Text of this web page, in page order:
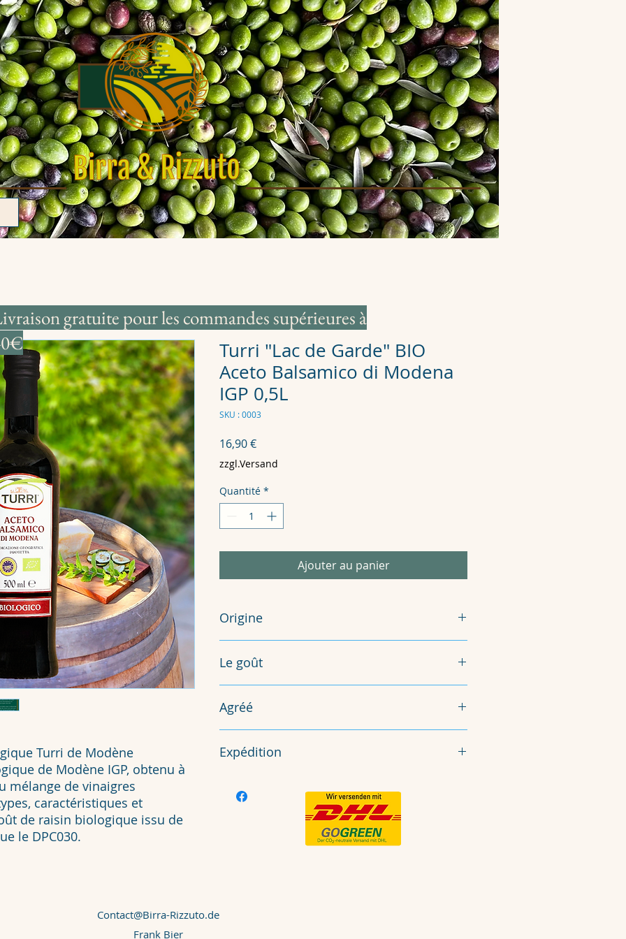
Turri de Modène
de Modène IGP, obtenu à
mélange de vinaigres
caractéristiques et
de raisin biologique issu de
le DPC030.
Turri "Lac de Garde" BIO
Aceto Balsamico di Modena
IGP 0,5L
SKU : 0003
16,90 €Prix
zzgl.Versand
Quantité *
Ajouter au panier
Origine
Le goût
aromatique
Agréé
Expédition
gratuite pour les commandes supérieures à
Contact@Birra-Rizzuto.de
Frank Bier